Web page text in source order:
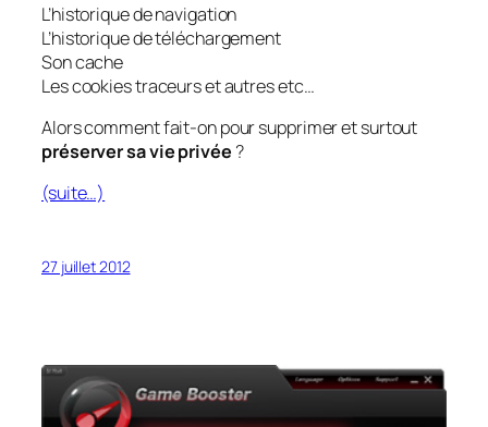
L’historique de navigation
L’historique de téléchargement
Son cache
Les cookies traceurs et autres etc…
Alors comment fait-on pour supprimer et surtout
préserver sa vie privée ?
(suite…)
27 juillet 2012